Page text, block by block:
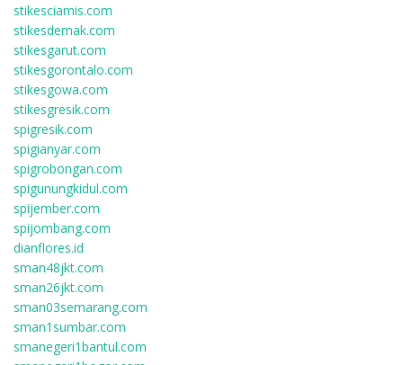
stikesciamis.com
stikesdemak.com
stikesgarut.com
stikesgorontalo.com
stikesgowa.com
stikesgresik.com
spigresik.com
spigianyar.com
spigrobongan.com
spigunungkidul.com
spijember.com
spijombang.com
dianflores.id
sman48jkt.com
sman26jkt.com
sman03semarang.com
sman1sumbar.com
smanegeri1bantul.com